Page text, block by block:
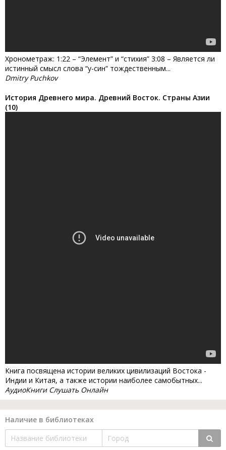
Хронометраж: 1:22 – “Элемент” и “стихия” 3:08 – Является ли
истинный смысл слова “у-син“ тождественным...
Dmitry Puchkov
История Древнего мира. Древний Восток. Страны Азии
(10)
Книга посвящена истории великих цивилизаций Востока -
Индии и Китая, а также истории наиболее самобытных...
АудиоКниги Слушать Онлайн
Наличие в библиотеках